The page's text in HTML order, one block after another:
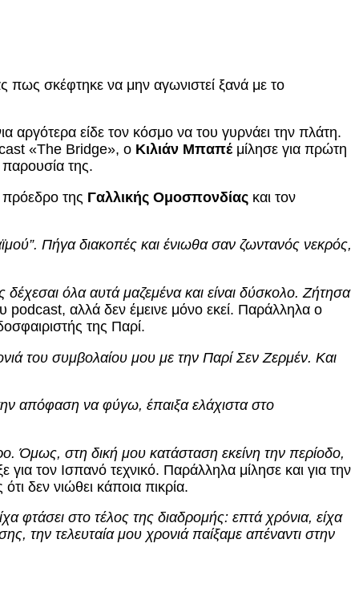
πως σκέφτηκε να μην αγωνιστεί ξανά με τo
αργότερα είδε τον κόσμο να του γυρνάει την πλάτη.
«The Bridge», ο Κιλιάν Μπαπέ μίλησε για πρώτη
παρουσία της.
της Γαλλικής Ομοσπονδίας και τον
Πήγα διακοπές και ένιωθα σαν ζωντανός νεκρός,
όλα αυτά μαζεμένα και είναι δύσκολο. Ζήτησα
podcast, αλλά δεν έμεινε μόνο εκεί. Παράλληλα ο
της Παρί.
του συμβολαίου μου με την Παρί Σεν Ζερμέν. Και
απόφαση να φύγω, έπαιξα ελάχιστα στο
Όμως, στη δική μου κατάσταση εκείνη την περίοδο,
για τον Ισπανό τεχνικό. Παράλληλα μίλησε και για την
δεν νιώθει κάποια πικρία.
φτάσει στο τέλος της διαδρομής: επτά χρόνια, είχα
την τελευταία μου χρονιά παίξαμε απέναντι στην